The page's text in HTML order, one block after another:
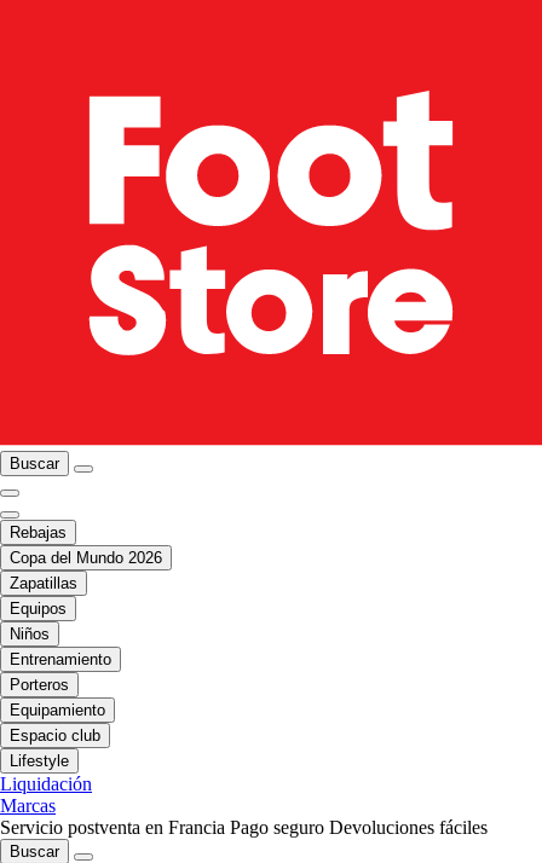
Buscar
Rebajas
Copa del Mundo 2026
Zapatillas
Equipos
Niños
Entrenamiento
Porteros
Equipamiento
Espacio club
Lifestyle
Liquidación
Marcas
Servicio postventa en Francia Pago seguro Devoluciones fáciles
Buscar